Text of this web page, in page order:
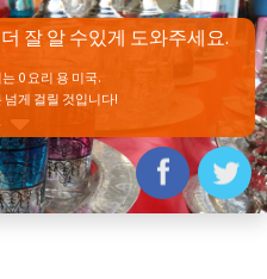
잘 알 수있게 도와주세요.
0 요리 용 미국.
넘게 걸릴 것입니다!